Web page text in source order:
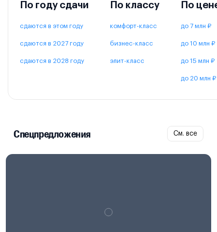
По году сдачи
сдаются в этом году
сдаются в 2027 году
сдаются в 2028 году
По классу
комфорт-класс
бизнес-класс
элит-класс
По
до 7 млн ₽
до 10 млн ₽
до 15 млн ₽
до 20 млн ₽
Спецпредложения См. все